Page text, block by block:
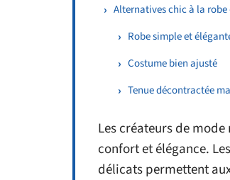
Alternatives chic à la
Robe simple et
Costume bien ajusté
Tenue décontractée
Les créateurs de
confort et élégance.
délicats permettent